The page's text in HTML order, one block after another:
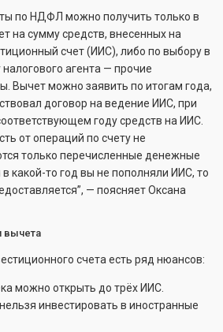
по НДФЛ можно получить только в
на сумму средств, внесенных на
счет (ИИС), либо по выбору в
агента — прочие
Вычет можно заявить по итогам года,
договор на ведение ИИС, при
году средств на ИИС.
от операций по счету не
только перечисленные денежные
какой-то год вы не пополняли ИИС, то
— поясняет Оксана
вычета
счета есть ряд нюансов:
можно открыть до трёх ИИС.
инвестировать в иностранные